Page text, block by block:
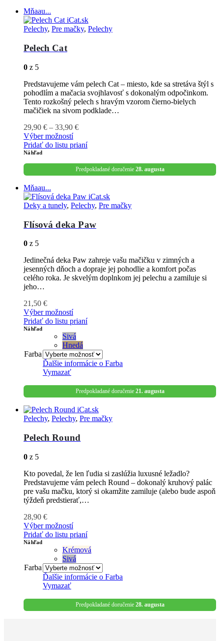
Mňaau...
Pelechy, Pre mačky, Pelechy
Pelech Cat
0 z 5
Predstavujeme vám pelech Cat – miesto, kde sa stretáva štýl s
pohodlím a mačacia svojhlavosť s dokonalým odpočinkom.
Tento rozkošný pelech s hravým vzorom čierno-bielych
mačičiek na sivom podklade…
29,90 € – 33,90 €
Výber možností
Pridať do listu prianí
Náhľad
Predpokladané doručenie 28. augusta
Mňaau...
Deky a tunely, Pelechy, Pre mačky
Flísová deka Paw
0 z 5
Jedinečná deka Paw zahreje vašu mačičku v zimných a
jesenných dňoch a dopraje jej pohodlie a komfort počas
celého roka. Je skvelým doplnkom jej pelechu a zamiluje si
jeho…
21,50 €
Výber možností
Pridať do listu prianí
Náhľad
Farba
Sivá
Hnedá
Ďalšie informácie o Farba
Vymazať
Predpokladané doručenie 21. augusta
Pelechy, Pelechy, Pre mačky
Pelech Round
0 z 5
Kto povedal, že len ľudia si zaslúžia luxusné ležadlo?
Predstavujeme vám pelech Round – dokonalý kruhový palác
pre vašu mačku, ktorý si okamžite zamiluje (alebo bude aspoň
týždeň predstierať,…
28,90 €
Výber možností
Pridať do listu prianí
Náhľad
Farba
Krémová
Sivá
Ďalšie informácie o Farba
Vymazať
Predpokladané doručenie 28. augusta